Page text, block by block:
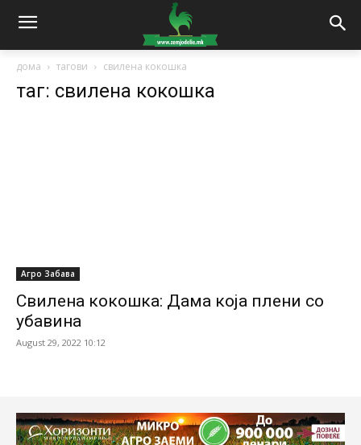
дома тагови свилена кокошка
таг: свилена кокошка
Агро Забава
Свилена кокошка: Дама која плени со
убавина
August 29, 2022 10:12